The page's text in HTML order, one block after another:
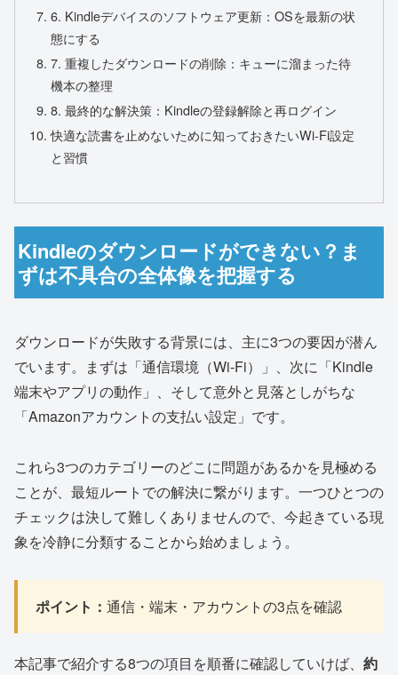
6. Kindleデバイスのソフトウェア更新：OSを最新の状
態にする
7. 重複したダウンロードの削除：キューに溜まった待
機本の整理
8. 最終的な解決策：Kindleの登録解除と再ログイン
快適な読書を止めないために知っておきたいWi-Fi設定
と習慣
Kindleのダウンロードができない？ま
ずは不具合の全体像を把握する
ダウンロードが失敗する背景には、主に3つの要因が潜ん
でいます。まずは「通信環境（Wi-Fi）」、次に「Kindle
端末やアプリの動作」、そして意外と見落としがちな
「Amazonアカウントの支払い設定」です。
これら3つのカテゴリーのどこに問題があるかを見極める
ことが、最短ルートでの解決に繋がります。一つひとつの
チェックは決して難しくありませんので、今起きている現
象を冷静に分類することから始めましょう。
ポイント： 通信・端末・アカウントの3点を確認
本記事で紹介する8つの項目を順番に確認していけば、 約